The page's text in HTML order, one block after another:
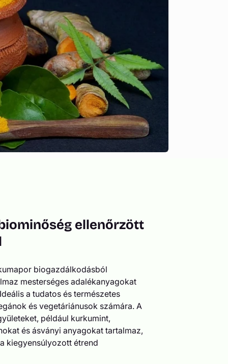
ellenőrzött
biogazdálkodásból
mesterséges adalékanyagokat
a tudatos és természetes
és vegetáriánusok számára. A
például kurkumint,
és ásványi anyagokat tartalmaz,
kiegyensúlyozott étrend